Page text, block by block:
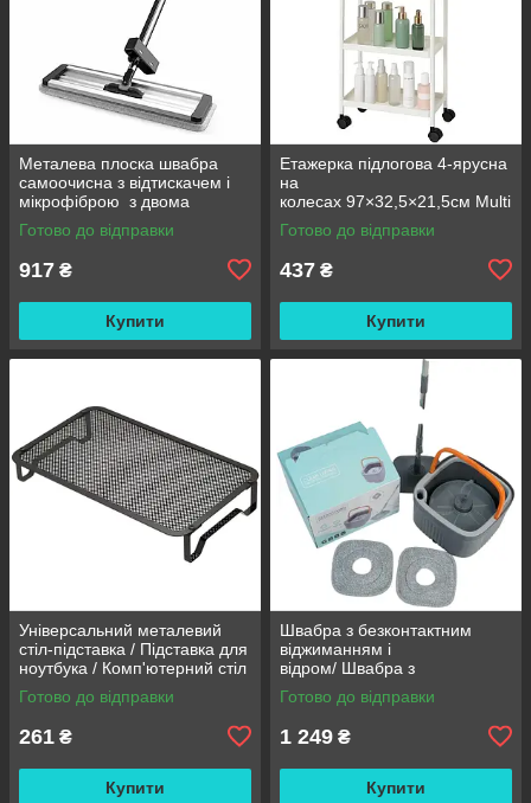
Металева плоска швабра
самоочисна з відтискачем і
мікрофіброю з двома
змінними насадками M06
42см
Готово до відправки
917 ₴
Купити
Етажерка підлогова 4-ярусна
на
колесах 97×32,5×21,5см Multi
fucntion Rack JC606
/ Підлогова вузька стелаж-
Готово до відправки
437 ₴
Купити
Універсальний металевий
стіл-підставка / Підставка для
ноутбука / Комп'ютерний стіл
із вентиляцією
Готово до відправки
261 ₴
Купити
Швабра з безконтактним
віджиманням і
відром/ Швабра з
самовіджимом Clean Living
Unlimited Control / Швабра
Готово до відправки
1 249 ₴
Купити